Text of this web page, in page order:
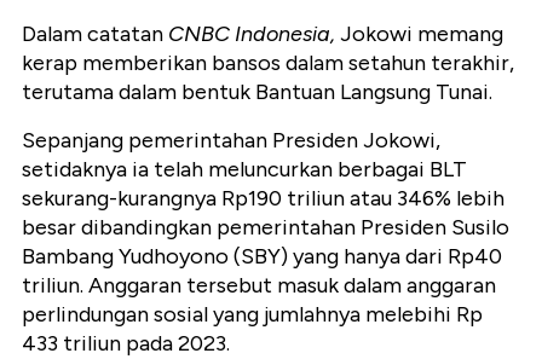
Dalam catatan CNBC Indonesia, Jokowi memang
kerap memberikan bansos dalam setahun terakhir,
terutama dalam bentuk Bantuan Langsung Tunai.
Sepanjang pemerintahan Presiden Jokowi,
setidaknya ia telah meluncurkan berbagai BLT
sekurang-kurangnya Rp190 triliun atau 346% lebih
besar dibandingkan pemerintahan Presiden Susilo
Bambang Yudhoyono (SBY) yang hanya dari Rp40
triliun. Anggaran tersebut masuk dalam anggaran
perlindungan sosial yang jumlahnya melebihi Rp
433 triliun pada 2023.